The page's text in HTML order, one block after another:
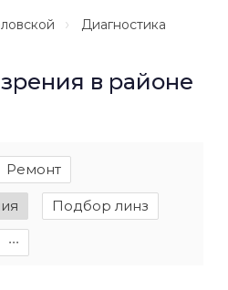
Диагностика
в районе
Ремонт
Подбор линз
∙∙∙